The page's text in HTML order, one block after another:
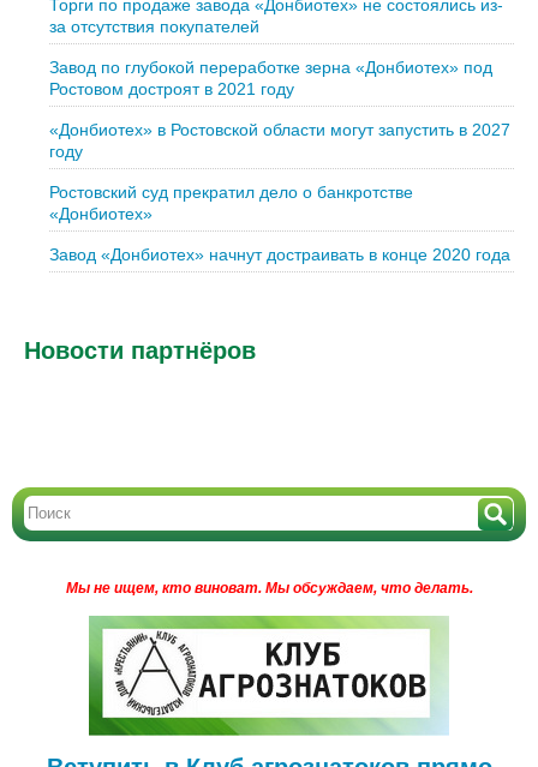
Торги по продаже завода «Донбиотех» не состоялись из-
за отсутствия покупателей
Завод по глубокой переработке зерна «Донбиотех» под
Ростовом достроят в 2021 году
«Донбиотех» в Ростовской области могут запустить в 2027
году
Ростовский суд прекратил дело о банкротстве
«Донбиотех»
Завод «Донбиотех» начнут достраивать в конце 2020 года
Новости партнёров
Мы не ищем, кто виноват. Мы обсуждаем, что делать.